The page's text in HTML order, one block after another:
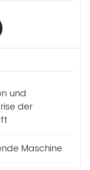
und
der
Maschine